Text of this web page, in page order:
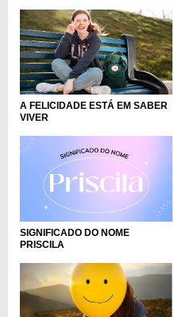
A FELICIDADE ESTÁ EM SABER
VIVER
SIGNIFICADO DO NOME
PRISCILA